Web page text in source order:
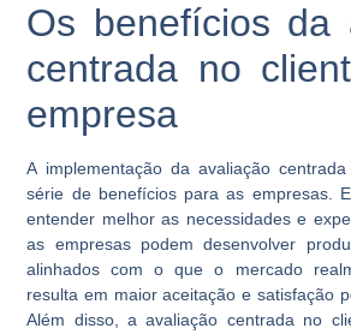
Os benefícios da
centrada no
empresa
A implementação da avaliação
série de benefícios para as empresas.
entender melhor as necessidades e
as empresas podem desenvolver
alinhados com o que o mercado
resulta em maior aceitação e satisfação
Além disso, a avaliação centrada no